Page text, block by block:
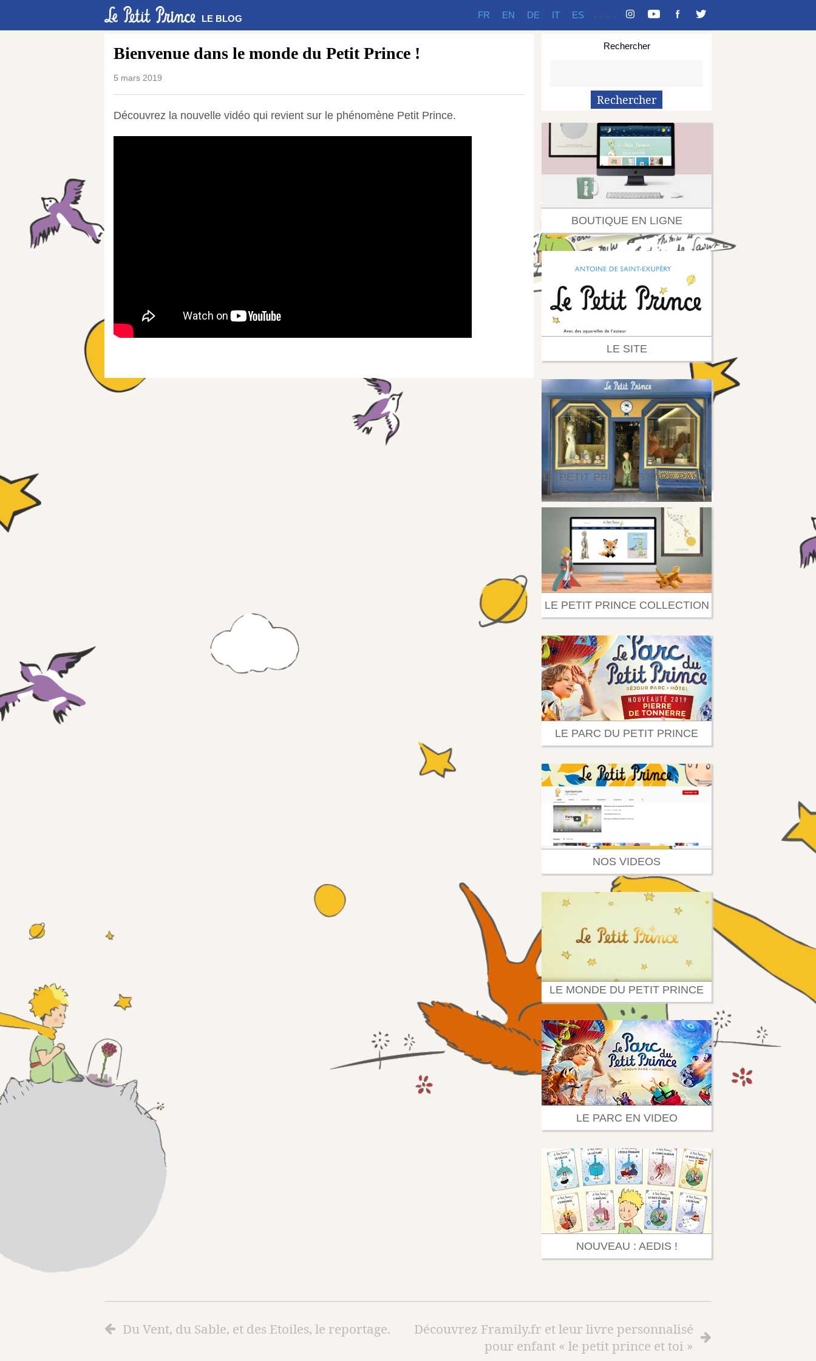
LE BLOG - - - -
FR EN DE IT ES
Bienvenue dans le monde du Petit Prince !
5 mars 2019
Découvrez la nouvelle vidéo qui revient sur le phénomène Petit Prince.
Rechercher
BOUTIQUE EN LIGNE
LE SITE
LE PETIT PRINCE STORE PARIS
LE PETIT PRINCE COLLECTION
LE PARC DU PETIT PRINCE
NOS VIDEOS
LE MONDE DU PETIT PRINCE
LE PARC EN VIDEO
NOUVEAU : AEDIS !
Du Vent, du Sable, et des Etoiles, le reportage.
Découvrez Framily.fr et leur livre personnalisé
pour enfant « le petit prince et toi »